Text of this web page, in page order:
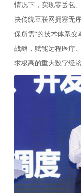
情况下，实现零丢包
决传统互联网拥塞无
保所需”的技术体系变
战略，赋能远程医疗
求极高的重大数字经